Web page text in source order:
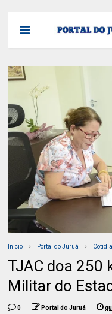
Início Portal do Juruá
TJAC doa 250
Militar do
0 Portal do Juruá